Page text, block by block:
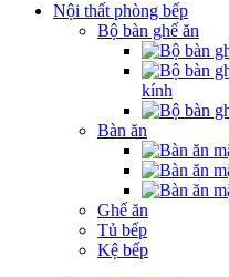
Nội thất phòng bếp
Bộ bàn ghế ăn
kính
Bàn ăn
Ghế ăn
Tủ bếp
Kệ bếp